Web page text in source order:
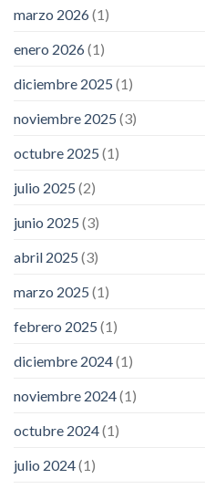
marzo 2026(1)
enero 2026(1)
diciembre 2025 (1)
noviembre 2025 (3)
octubre 2025 (1)
julio 2025 (2)
junio 2025 (3)
abril 2025 (3)
marzo 2025 (1)
febrero 2025 (1)
diciembre 2024(1)
noviembre 2024(1)
octubre 2024(1)
julio 2024(1)